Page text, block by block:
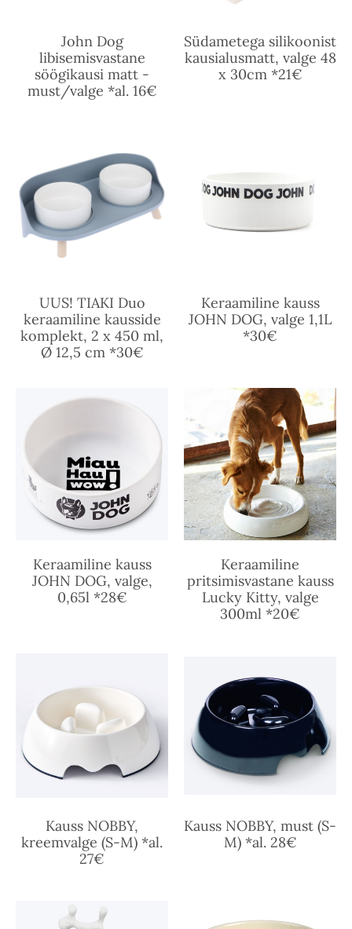
John Dog
libisemisvastane
söögikausi matt -
must/valge *al. 16€
Südametega silikoonist
kausialusmatt, valge 48
x 30cm *21€
UUS! TIAKI Duo
keraamiline kausside
komplekt, 2 x 450 ml,
Ø 12,5 cm *30€
Keraamiline kauss
JOHN DOG, valge 1,1L
*30€
Keraamiline kauss
JOHN DOG, valge,
0,65l *28€
Keraamiline
pritsimisvastane kauss
Lucky Kitty, valge
300ml *20€
Kauss NOBBY,
kreemvalge (S-M) *al.
27€
Kauss NOBBY, must (S-
M) *al. 28€